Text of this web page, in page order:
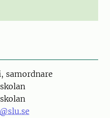
samordnare